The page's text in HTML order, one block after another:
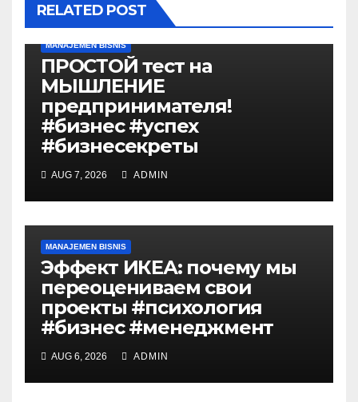
RELATED POST
MANAJEMEN BISNIS
ПРОСТОЙ тест на
МЫШЛЕНИЕ
предпринимателя!
#бизнес #успех
#бизнесекреты
AUG 7, 2026 ADMIN
MANAJEMEN BISNIS
Эффект ИКЕА: почему мы
переоцениваем свои
проекты #психология
#бизнес #менеджмент
AUG 6, 2026 ADMIN